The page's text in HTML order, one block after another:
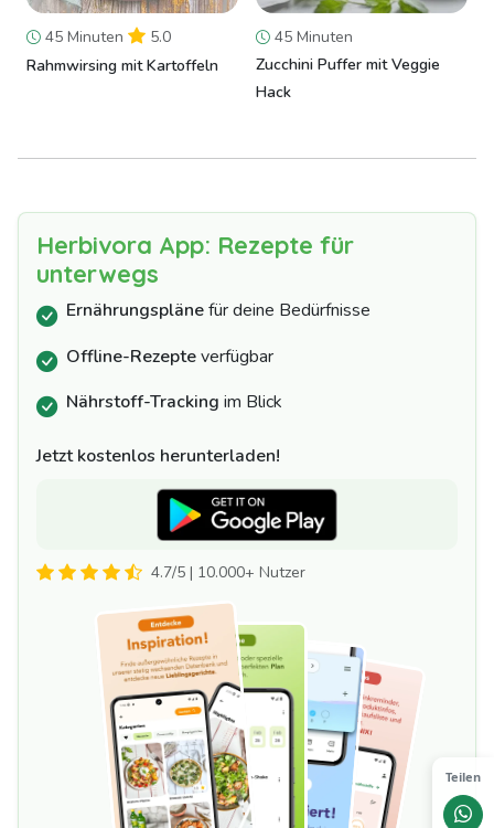
Teilen
45 Minuten
5.0
Rahmwirsing mit Kartoffeln
45 Minuten
Zucchini Puffer mit Veggie
Hack
Herbivora App: Rezepte für
unterwegs
Ernährungsplänefür deine Bedürfnisse
Offline-Rezepteverfügbar
Nährstoff-Tracking im Blick
Jetzt kostenlos herunterladen!
4.7/5 | 10.000+ Nutzer